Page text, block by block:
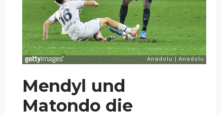
Mendyl und
Matondo die